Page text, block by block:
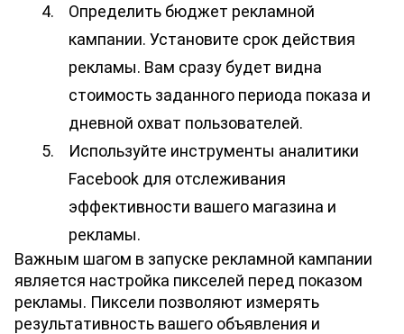
Определить бюджет рекламной
кампании. Установите срок действия
рекламы. Вам сразу будет видна
стоимость заданного периода показа и
дневной охват пользователей.
Используйте инструменты аналитики
Facebook для отслеживания
эффективности вашего магазина и
рекламы.
Важным шагом в запуске рекламной кампании
является настройка пикселей перед показом
рекламы. Пиксели позволяют измерять
результативность вашего объявления и